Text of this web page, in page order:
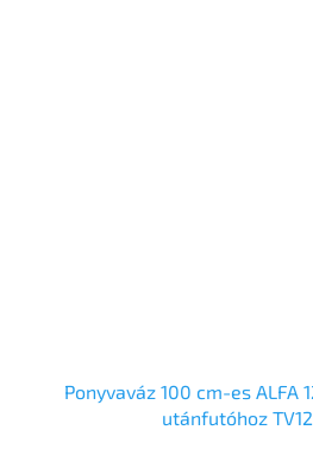
Ponyvaváz 100 cm-es ALFA
utánfutóhoz